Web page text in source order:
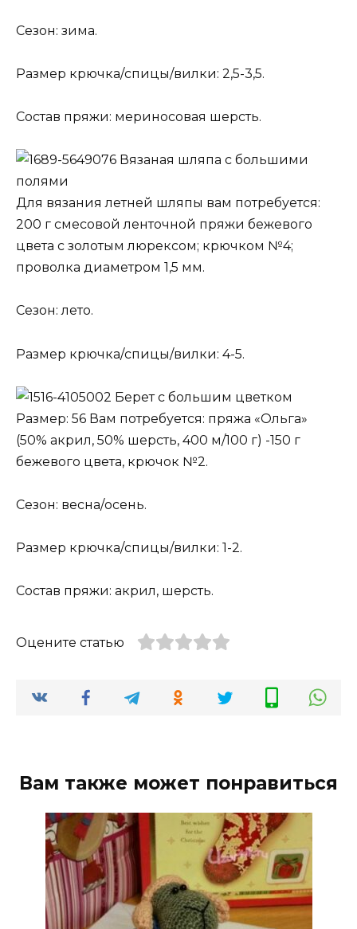
Сезон: зима.
Размер крючка/спицы/вилки: 2,5-3,5.
Состав пряжи: мериносовая шерсть.
Вязаная шляпа с большими
полями
Для вязания летней шляпы вам потребуется:
200 г смесовой ленточной пряжи бежевого
цвета с золотым люрексом; крючком №4;
проволка диаметром 1,5 мм.
Сезон: лето.
Размер крючка/спицы/вилки: 4-5.
Берет с большим цветком
Размер: 56 Вам потребуется: пряжа «Ольга»
(50% акрил, 50% шерсть, 400 м/100 г) -150 г
бежевого цвета, крючок №2.
Сезон: весна/осень.
Размер крючка/спицы/вилки: 1-2.
Состав пряжи: акрил, шерсть.
Оцените статью
Вам также может понравиться